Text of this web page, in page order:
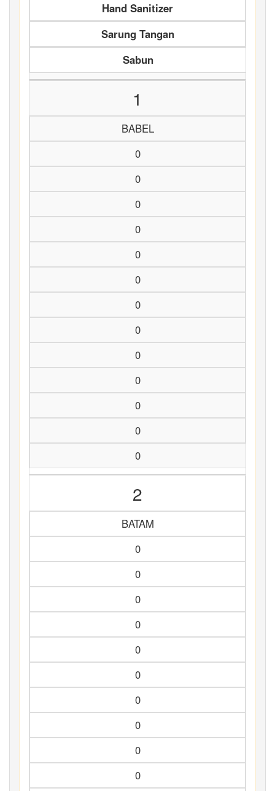
Hand Sanitizer
Sarung Tangan
Sabun
1
BABEL
0
0
0
0
0
0
0
0
0
0
0
0
0
2
BATAM
0
0
0
0
0
0
0
0
0
0